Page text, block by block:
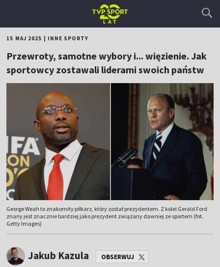
15 MAJ 2025 INNE SPORTY
Przewroty, samotne wybory i... więzienie. Jak
sportowcy zostawali liderami swoich państw
George Weah to znakomity piłkarz, który został prezydentem. Z kolei Gerald Ford
znany jest znacznie bardziej jako prezydent związany dawniej ze sportem (fot.
Getty Images)
Jakub Kazula OBSERWUJ